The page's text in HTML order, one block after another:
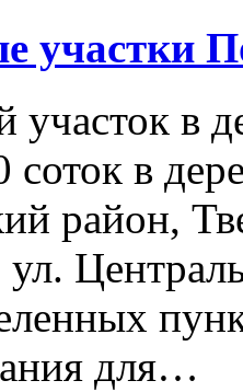
участки
участок в
соток в
район,
для…